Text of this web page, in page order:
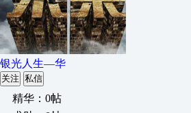
银光人生—华
关注 私信
精华：0帖